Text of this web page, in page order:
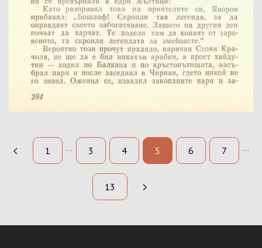
Страници:
Държател:
Забележка:
1 ... 3 4 5 6 7 ...
13